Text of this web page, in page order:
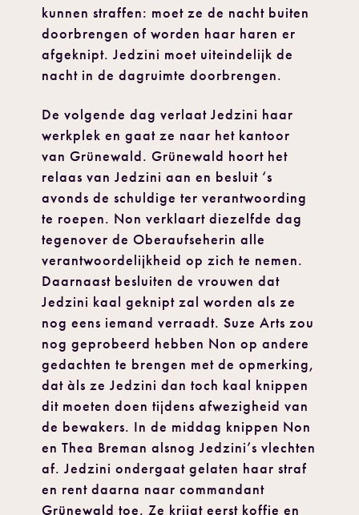
kunnen straffen: moet ze de nacht buiten
doorbrengen of worden haar haren er
afgeknipt. Jedzini moet uiteindelijk de
nacht in de dagruimte doorbrengen.
De volgende dag verlaat Jedzini haar
werkplek en gaat ze naar het kantoor
van Grünewald. Grünewald hoort het
relaas van Jedzini aan en besluit ‘s
avonds de schuldige ter verantwoording
te roepen. Non verklaart diezelfde dag
tegenover de Oberaufseherin alle
verantwoordelijkheid op zich te nemen.
Daarnaast besluiten de vrouwen dat
Jedzini kaal geknipt zal worden als ze
nog eens iemand verraadt. Suze Arts zou
nog geprobeerd hebben Non op andere
gedachten te brengen met de opmerking,
dat àls ze Jedzini dan toch kaal knippen
dit moeten doen tijdens afwezigheid van
de bewakers. In de middag knippen Non
en Thea Breman alsnog Jedzini’s vlechten
af. Jedzini ondergaat gelaten haar straf
en rent daarna naar commandant
Grünewald toe. Ze krijgt eerst koffie en